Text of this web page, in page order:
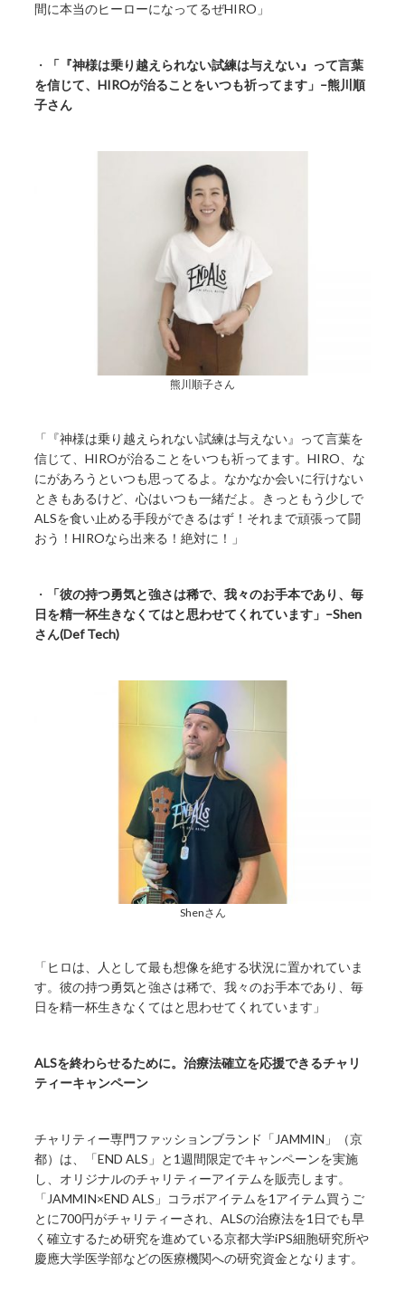
間に本当のヒーローになってるぜHIRO」
・
「『神様は乗り越えられない試練は与えない』って言葉
を信じて、HIROが治ることをいつも祈ってます」–熊川順
子さん
熊川順子さん
「『神様は乗り越えられない試練は与えない』って言葉を
信じて、HIROが治ることをいつも祈ってます。HIRO、な
にがあろうといつも思ってるよ。なかなか会いに行けない
ときもあるけど、心はいつも一緒だよ。きっともう少しで
ALSを食い止める手段ができるはず！それまで頑張って闘
おう！HIROなら出来る！絶対に！」
・
「彼の持つ勇気と強さは稀で、我々のお手本であり、毎
日を精一杯生きなくてはと思わせてくれています」–Shen
さん(Def Tech)
Shenさん
「ヒロは、人として最も想像を絶する状況に置かれていま
す。彼の持つ勇気と強さは稀で、我々のお手本であり、毎
日を精一杯生きなくてはと思わせてくれています」
ALSを終わらせるために。治療法確立を応援できるチャリ
ティーキャンペーン
チャリティー専門ファッションブランド「JAMMIN」（京
都）は、「END ALS」と1週間限定でキャンペーンを実施
し、オリジナルのチャリティーアイテムを販売します。
「JAMMIN×END ALS」コラボアイテムを1アイテム買うご
とに700円がチャリティーされ、ALSの治療法を1日でも早
く確立するため研究を進めている京都大学iPS細胞研究所や
慶應大学医学部などの医療機関への研究資金となります。